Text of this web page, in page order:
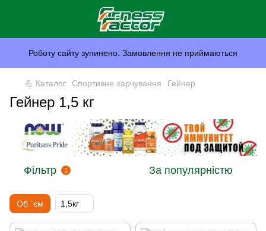
Роботу сайту зупинено. Замовлення не приймаються
💪 Каталог Спортивне харчування Гейнер
Гейнер 1,5 кг
Фільтр 1 За популярністю
Об `єм 1,5кг